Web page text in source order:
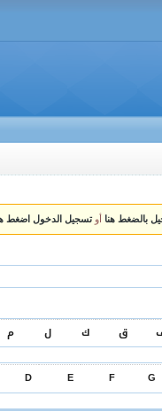
بالضغط هنا أوتسجيل الدخول اضغط
ق ك ل م
D E F G